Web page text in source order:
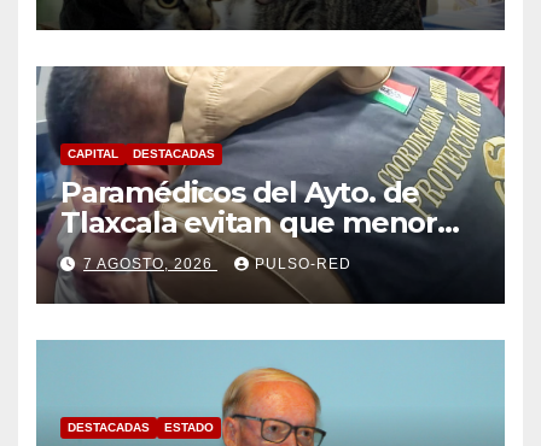
CAPITAL DESTACADAS
Paramédicos del Ayto. de
Tlaxcala evitan que menor
sufra complicaciones por
hipotermia tras caer en una
cisterna
7 AGOSTO, 2026 PULSO-RED
DESTACADAS ESTADO